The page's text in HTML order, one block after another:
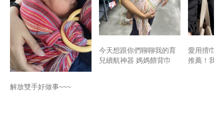
解放雙手好做事~~~
​​​今天想跟你們聊聊我的育
兒續航神器 ​媽媽餵背巾
愛用揹巾
推薦！我